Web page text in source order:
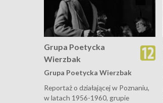
Grupa Poetycka
Wierzbak
Grupa Poetycka Wierzbak
Reportaż o działającej w Poznaniu,
w latach 1956-1960, grupie